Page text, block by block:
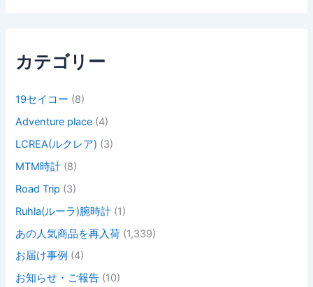
カテゴリー
19セイコー (8)
Adventure place (4)
LCREA(ルクレア) (3)
MTM時計 (8)
Road Trip (3)
Ruhla(ルーラ)腕時計 (1)
あの人気商品を再入荷 (1,339)
お届け事例 (4)
お知らせ・ご報告 (10)